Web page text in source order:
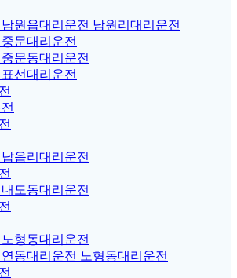
원읍대리운전 남원리대리운전
문대리운전
문동대리운전
선대리운전
읍리대리운전
도동대리운전
형동대리운전
동대리운전 노형동대리운전